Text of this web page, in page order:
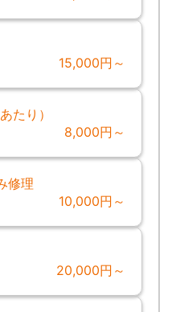
15,000円～
たり）
8,000円～
修理
10,000円～
20,000円～